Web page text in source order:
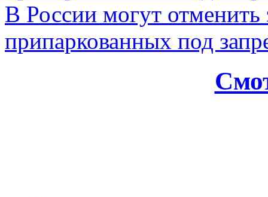
В России могут
припаркованных под